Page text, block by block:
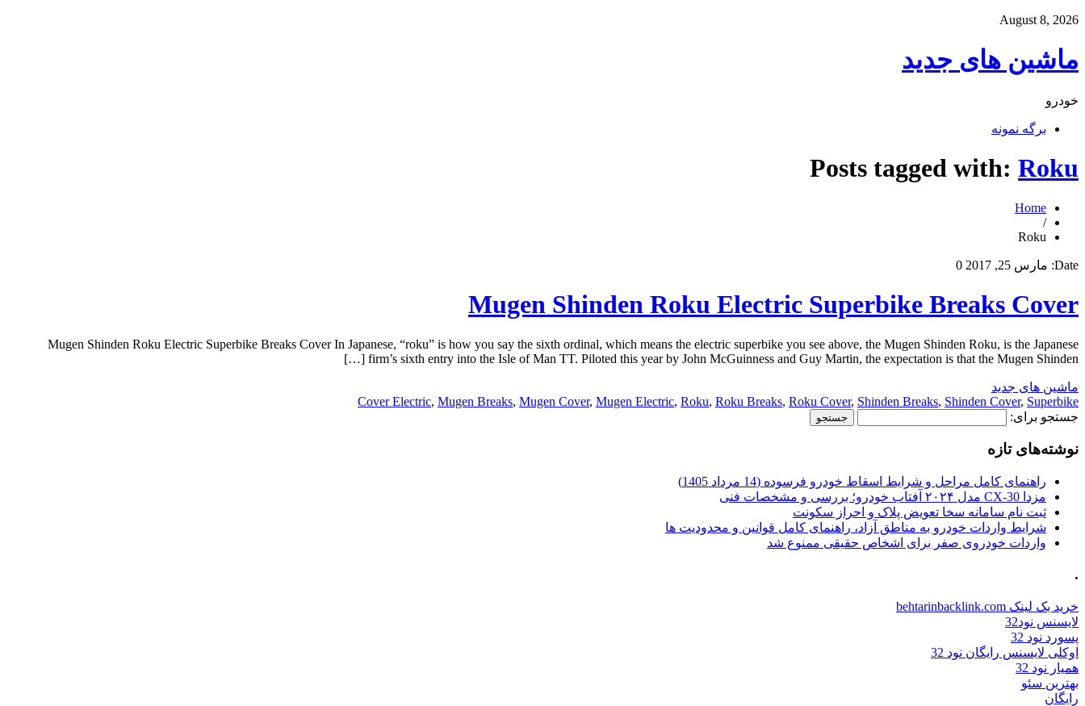
August 8, 2026
ماشین های جدید
خودرو
برگه نمونه
Posts tagged with: Roku
Home
/
Roku
Date: مارس 25, 2017 0
Mugen Shinden Roku Electric Superbike Breaks Cover
Mugen Shinden Roku Electric Superbike Breaks Cover In Japanese, “roku” is how you say the sixth ordinal, which means the electric superbike you see above, the Mugen Shinden Roku, is the Japanese
firm’s sixth entry into the Isle of Man TT. Piloted this year by John McGuinness and Guy Martin, the expectation is that the Mugen Shinden […]
ماشین های جدید
Cover Electric, Mugen Breaks, Mugen Cover, Mugen Electric, Roku, Roku Breaks, Roku Cover, Shinden Breaks, Shinden Cover, Superbike
جستجو برای:
نوشته‌های تازه
راهنمای کامل مراحل و شرایط اسقاط خودرو فرسوده (14 مرداد 1405)
مزدا CX-30 مدل ۲۰۲۴ آفتاب خودرو؛ بررسی و مشخصات فنی
ثبت نام سامانه سخا تعویض پلاک و احراز سکونت
شرایط واردات خودرو به مناطق آزاد، راهنمای کامل قوانین و محدودیت ها
واردات خودروی صفر برای اشخاص حقیقی ممنوع شد
.
خرید بک لینک behtarinbacklink.com
لایسنس نود32
پسورد نود 32
اوکلی لایسنس رایگان نود 32
همیار نود 32
بهترین سئو
رایگان